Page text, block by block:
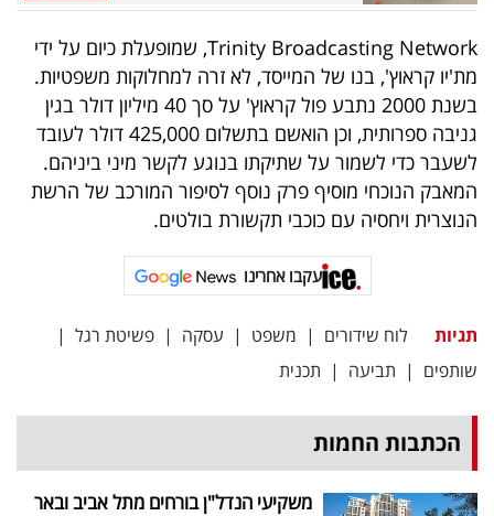
פרסמו
באייס
עקבו
אחרינו:
Trinity Broadcasting Network, שמופעלת כיום על ידי
מת'יו קראוץ', בנו של המייסד, לא זרה למחלוקות משפטיות.
בשנת 2000 נתבע פול קראוץ' על סך 40 מיליון דולר בגין
גניבה ספרותית, וכן הואשם בתשלום 425,000 דולר לעובד
לשעבר כדי לשמור על שתיקתו בנוגע לקשר מיני ביניהם.
המאבק הנוכחי מוסיף פרק נוסף לסיפור המורכב של הרשת
הנוצרית ויחסיה עם כוכבי תקשורת בולטים.
עקבו אחרינו
תגיות לוח שידורים | משפט | עסקה | פשיטת רגל |
שותפים | תביעה | תכנית
הכתבות החמות
משקיעי הנדל"ן בורחים מתל אביב ובאר